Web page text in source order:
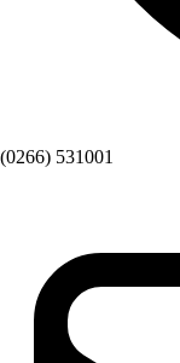
(0266) 531001